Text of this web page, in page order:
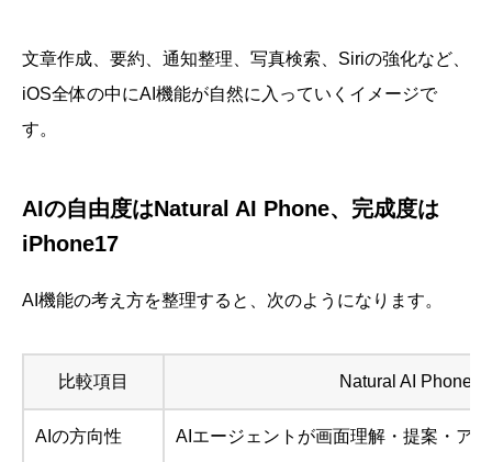
文章作成、要約、通知整理、写真検索、Siriの強化など、
iOS全体の中にAI機能が自然に入っていくイメージで
す。
AIの自由度はNatural AI Phone、完成度は
iPhone17
AI機能の考え方を整理すると、次のようになります。
比較項目 Natural AI Phone
AIの方向性 AIエージェントが画面理解・提案・ア